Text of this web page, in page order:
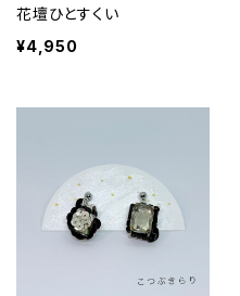
花壇ひとすくい
¥4,950